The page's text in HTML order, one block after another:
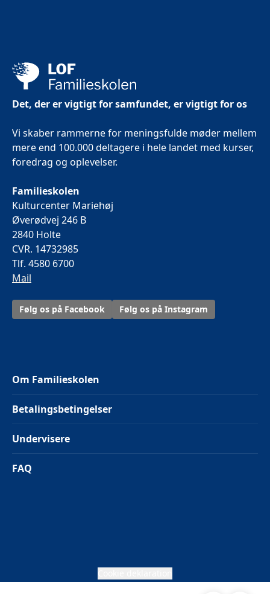
Det, der er vigtigt for samfundet, er vigtigt for os
Vi skaber rammerne for meningsfulde møder mellem
mere end 100.000 deltagere i hele landet med kurser,
foredrag og oplevelser.
Familieskolen
Kulturcenter Mariehøj
Øverødvej 246 B
2840 Holte
CVR. 14732985
Tlf. 4580 6700
Mail
Følg os på Facebook Følg os på Instagram
Om Familieskolen
Betalingsbetingelser
Undervisere
FAQ